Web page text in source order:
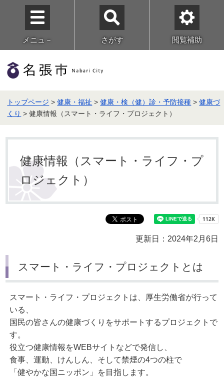
メニュ－ さがす 閲覧補助
トップページ >健康・福祉 >健康・検（健）診・予防接種 >健康づ
くり > 健康情報（スマート・ライフ・プロジェクト）
健康情報（スマート・ライフ・プ
ロジェクト）
更新日：2024年2月6日
スマート・ライフ・プロジェクトとは
スマート・ライフ・プロジェクトは、厚生労働省が行って
いる、
国民の皆さんの健康づくりをサポートするプロジェクトで
す。
役立つ健康情報をWEBサイトなどで発信し、
食事、運動、けんしん、そして禁煙の4つの柱で
「健やかな国ニッポン」を目指します。